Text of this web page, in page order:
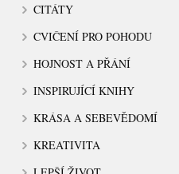
CITÁTY
CVIČENÍ PRO POHODU
HOJNOST A PŘÁNÍ
INSPIRUJÍCÍ KNIHY
KRÁSA A SEBEVĚDOMÍ
KREATIVITA